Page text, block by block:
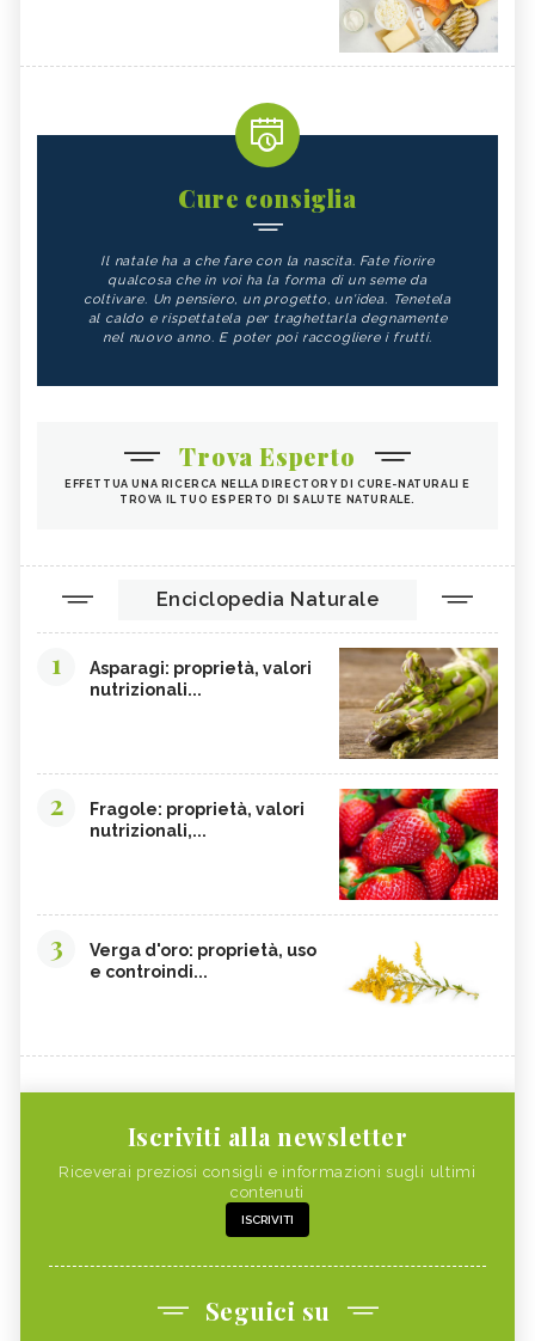
Cure consiglia
Il natale ha a che fare con la nascita. Fate fiorire
qualcosa che in voi ha la forma di un seme da
coltivare. Un pensiero, un progetto, un'idea. Tenetela
al caldo e rispettatela per traghettarla degnamente
nel nuovo anno. E poter poi raccogliere i frutti.
Trova Esperto
EFFETTUA UNA RICERCA NELLA DIRECTORY DI CURE-NATURALI E
TROVA IL TUO ESPERTO DI SALUTE NATURALE.
Enciclopedia Naturale
1
Asparagi: proprietà, valori
nutrizionali...
2
Fragole: proprietà, valori
nutrizionali,...
3
Verga d'oro: proprietà, uso
e controindi...
Iscriviti alla newsletter
Riceverai preziosi consigli e informazioni sugli ultimi
contenuti
ISCRIVITI
Seguici su